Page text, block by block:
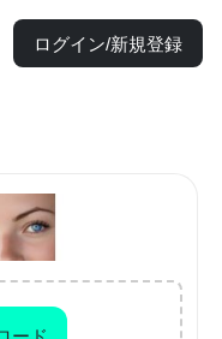
ログイン/新規登録